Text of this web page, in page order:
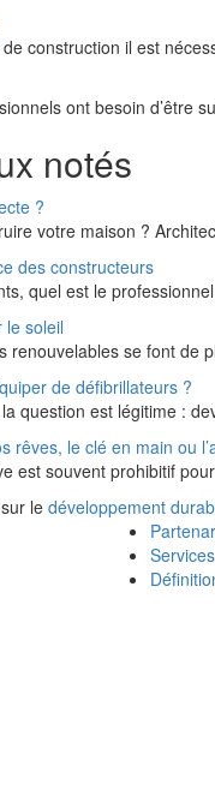
construction il est
ont besoin d’être
notés
?
votre maison ?
des constructeurs
quel est le
le soleil
renouvelables se font de
de défibrillateurs ?
question est légitime :
rêves, le clé en main ou
est souvent prohibitif
le développement
Services